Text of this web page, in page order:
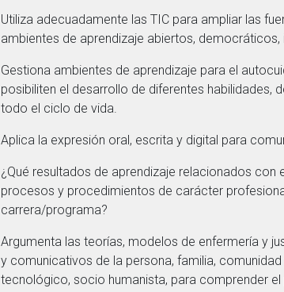
Utiliza adecuadamente las TIC para ampliar las
ambientes de aprendizaje abiertos, democráticos,
Gestiona ambientes de aprendizaje para el
posibiliten el desarrollo de diferentes habilidades,
todo el ciclo de vida.
Aplica la expresión oral, escrita y digital para
¿Qué resultados de aprendizaje relacionados
procesos y procedimientos de carácter
carrera/programa?
Argumenta las teorías, modelos de enfermería y
y comunicativos de la persona, familia,
tecnológico, socio humanista, para comprender